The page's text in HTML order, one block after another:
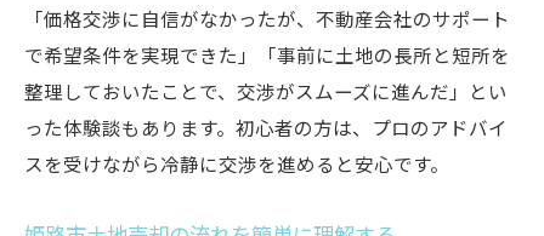
「価格交渉に自信がなかったが、不動産会社のサポート
で希望条件を実現できた」「事前に土地の長所と短所を
整理しておいたことで、交渉がスムーズに進んだ」とい
った体験談もあります。初心者の方は、プロのアドバイ
スを受けながら冷静に交渉を進めると安心です。